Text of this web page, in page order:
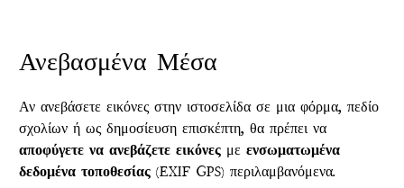
Ανεβασμένα Μέσα
Αν ανεβάσετε εικόνες στην ιστοσελίδα σε μια φόρμα, πεδίο
σχολίων ή ως δημοσίευση επισκέπτη, θα πρέπει να
αποφύγετε να ανεβάζετε εικόνες μεενσωματωμένα
δεδομένα τοποθεσίας (EXIF GPS) περιλαμβανόμενα.